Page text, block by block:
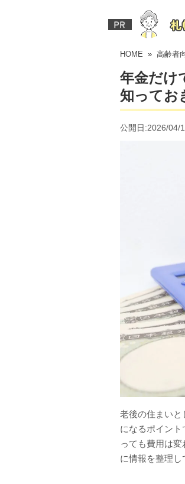
ホーム
HOME » 高齢者
年金だけ
知ってお
公開日:2026/
老後の住まいと
になるポイン
っても費用は
に情報を整理し